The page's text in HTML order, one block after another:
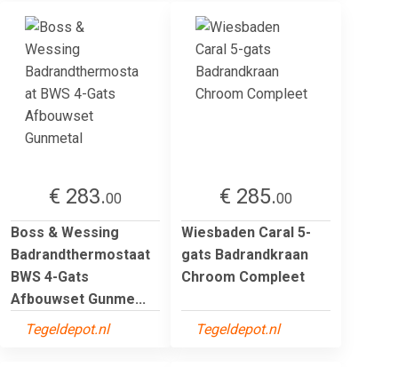
€ 283.00
Boss & Wessing
Badrandthermostaat
BWS 4-Gats
Afbouwset Gunme...
Tegeldepot.nl
€ 285.00
Wiesbaden Caral 5-
gats Badrandkraan
Chroom Compleet
Tegeldepot.nl